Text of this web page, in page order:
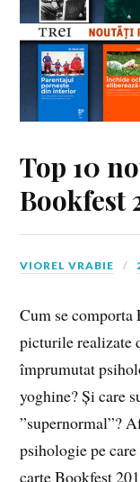
Top 10
Bookfest
VIOREL VRABIE
Cum se comporta
picturile realizate
împrumutat
yoghine? Și care
”supernormal”?
psihologie pe
carte Bookfest